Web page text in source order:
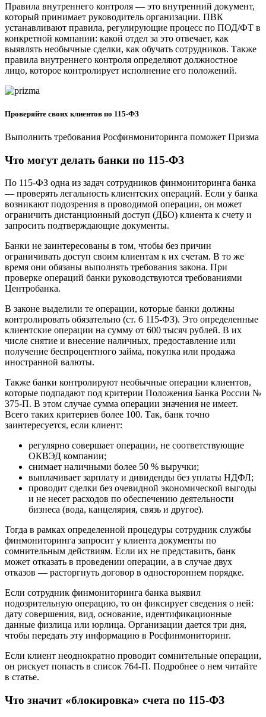
Правила внутреннего контроля — это внутренний документ,
который принимает руководитель организации. ПВК
устанавливают правила, регулирующие процесс по ПОД/ФТ в
конкретной компании: какой отдел за это отвечает, как
выявлять необычные сделки, как обучать сотрудников. Также
правила внутреннего контроля определяют должностное
лицо, которое контролирует исполнение его положений.
Проверяйте своих клиентов по 115‑ФЗ
Выполнить требования Росфинмониторинга поможет Призма
Что могут делать банки по 115-ФЗ
По 115-ФЗ одна из задач сотрудников финмониторинга банка
— проверять легальность клиентских операций. Если у банка
возникают подозрения в проводимой операции, он может
ограничить дистанционный доступ (ДБО) клиента к счету и
запросить подтверждающие документы.
Банки не заинтересованы в том, чтобы без причин
ограничивать доступ своим клиентам к их счетам. В то же
время они обязаны выполнять требования закона. При
проверке операций банки руководствуются требованиями
Центробанка.
В законе выделили те операции, которые банки должны
контролировать обязательно (ст. 6 115-ФЗ). Это определенные
клиентские операции на сумму от 600 тысяч рублей. В их
числе снятие и внесение наличных, предоставление или
получение беспроцентного займа, покупка или продажа
иностранной валюты.
Также банки контролируют необычные операции клиентов,
которые подпадают под критерии Положения Банка России №
375-П. В этом случае сумма операции значения не имеет.
Всего таких критериев более 100. Так, банк точно
заинтересуется, если клиент:
регулярно совершает операции, не соответствующие
ОКВЭД компании;
снимает наличными более 50 % выручки;
выплачивает зарплату и дивиденды без уплаты НДФЛ;
проводит сделки без очевидной экономической выгоды
и не несет расходов по обеспечению деятельности
бизнеса (вода, канцелярия, связь и другое).
Тогда в рамках определенной процедуры сотрудник службы
финмониторинга запросит у клиента документы по
сомнительным действиям. Если их не представить, банк
может отказать в проведении операции, а в случае двух
отказов — расторгнуть договор в одностороннем порядке.
Если сотрудник финмониторинга банка выявил
подозрительную операцию, то он фиксирует сведения о ней:
дату совершения, вид, основание, идентификационные
данные физлица или юрлица. Организации дается три дня,
чтобы передать эту информацию в Росфинмониторинг.
Если клиент неоднократно проводит сомнительные операции,
он рискует попасть в список 764-П. Подробнее о нем читайте
в статье.
Что значит «блокировка» счета по 115-ФЗ